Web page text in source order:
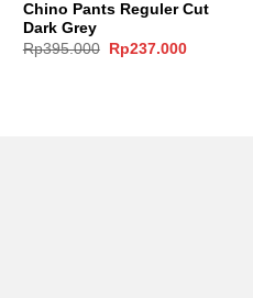
Chino Pants Reguler Cut
Dark Grey
Rp395.000
Original
price
Rp237.000Current